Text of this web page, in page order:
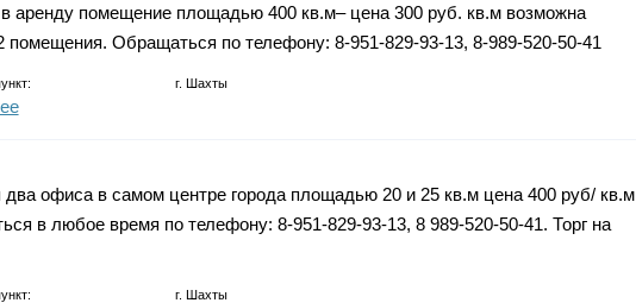
аренду помещение площадью 400 кв.м– цена 300 руб. кв.м возможна
помещения. Обращаться по телефону: 8-951-829-93-13, 8-989-520-50-41
г. Шахты
офиса в самом центре города площадью 20 и 25 кв.м цена 400 руб/ кв.м
в любое время по телефону: 8-951-829-93-13, 8 989-520-50-41. Торг на
г. Шахты